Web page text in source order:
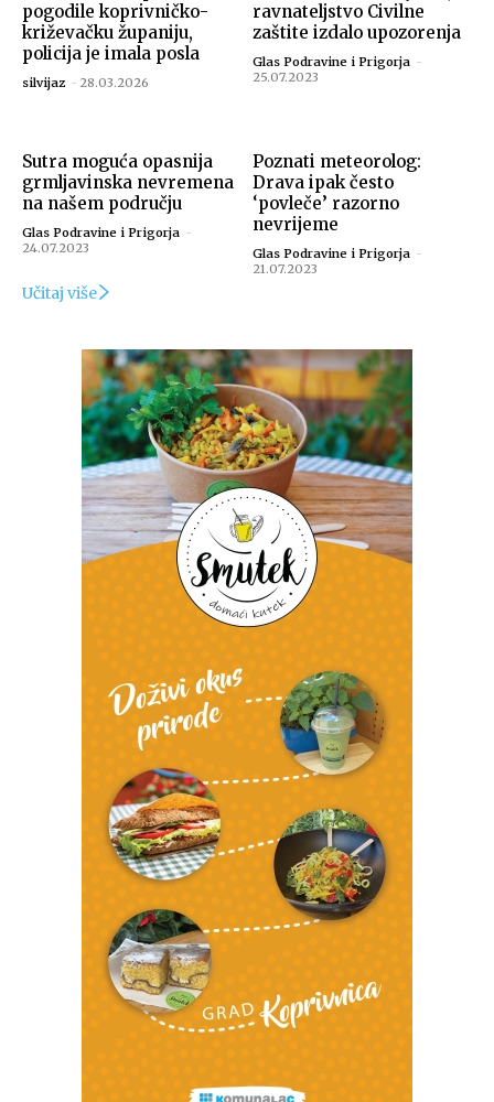
pogodile koprivničko-
križevačku županiju,
policija je imala posla
silvijaz - 28.03.2026
ravnateljstvo Civilne
zaštite izdalo upozorenja
Glas Podravine i Prigorja -
25.07.2023
Sutra moguća opasnija
grmljavinska nevremena
na našem području
Glas Podravine i Prigorja -
24.07.2023
Poznati meteorolog:
Drava ipak često
‘povleče’ razorno
nevrijeme
Glas Podravine i Prigorja -
21.07.2023
Učitaj više